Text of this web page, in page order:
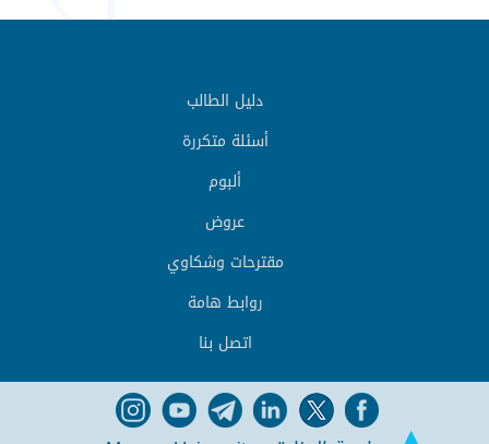
دليل الطالب
أسئلة متكررة
ألبوم
عروض
مقترحات وشكاوي
روابط هامة
اتصل بنا